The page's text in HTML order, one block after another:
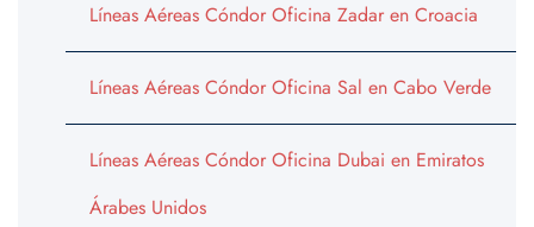
Líneas Aéreas Cóndor Oficina Zadar en Croacia
Líneas Aéreas Cóndor Oficina Sal en Cabo Verde
Líneas Aéreas Cóndor Oficina Dubai en Emiratos
Árabes Unidos